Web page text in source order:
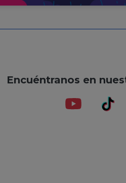
Encuéntranos en